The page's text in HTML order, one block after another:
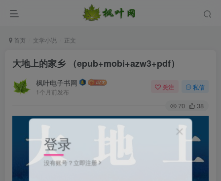
首页 文学小说 正文
大地上的家乡 （epub+mobi+azw3+pdf）
枫叶电子书网
1个月前发布
关注 私信
70 38
登录
没有账号？立即注册